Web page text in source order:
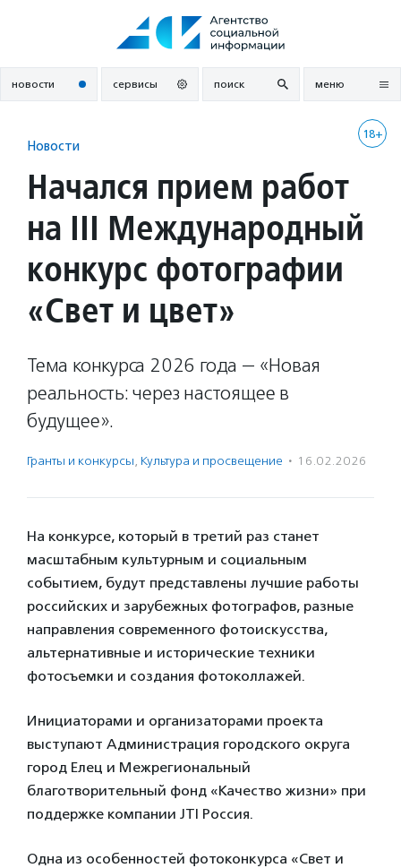
новости сервисы поиск меню
18+
Новости
Начался прием работ
на III Международный
конкурс фотографии
«Свет и цвет»
Тема конкурса 2026 года — «Новая
реальность: через настоящее в
будущее».
Гранты и конкурсы, Культура и просвещение · 16.02.2026
На конкурсе, который в третий раз станет
масштабным культурным и социальным
событием, будут представлены лучшие работы
российских и зарубежных фотографов, разные
направления современного фотоискусства,
альтернативные и исторические техники
фотосъемки и создания фотоколлажей.
Инициаторами и организаторами проекта
выступают Администрация городского округа
город Елец и Межрегиональный
благотворительный фонд «Качество жизни» при
поддержке компании JTI Россия.
Одна из особенностей фотоконкурса «Свет и